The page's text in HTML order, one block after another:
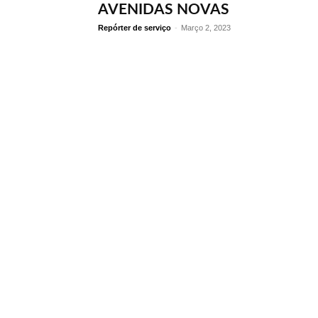
AVENIDAS NOVAS
Repórter de serviço - Março 2, 2023